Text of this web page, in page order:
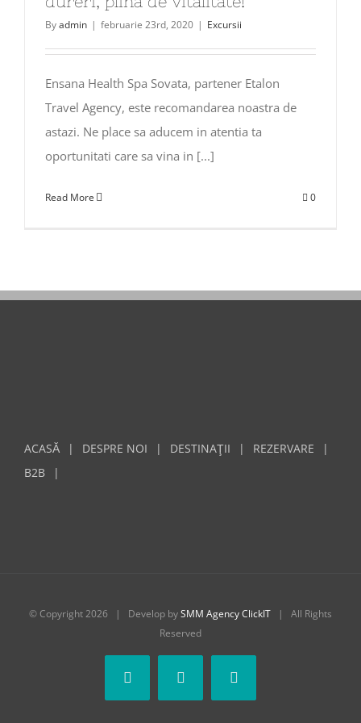
Byadmin | februarie 23rd, 2020 | Excursii
Ensana Health Spa Sovata, partener Etalon
Travel Agency, este recomandarea noastra de
astazi. Ne place sa aducem in atentia ta
oportunitati care sa vina in [...]
Read More 0
ACASĂ DESPRE NOI DESTINAŢII
REZERVARE
B2B
© Copyright2026 | Develop bySMM Agency ClickIT | All Rights
Reserved
Facebook Instagram